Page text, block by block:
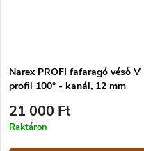
Narex PROFI fafaragó véső V
profil 100° - kanál, 12 mm
21 000 Ft
Raktáron